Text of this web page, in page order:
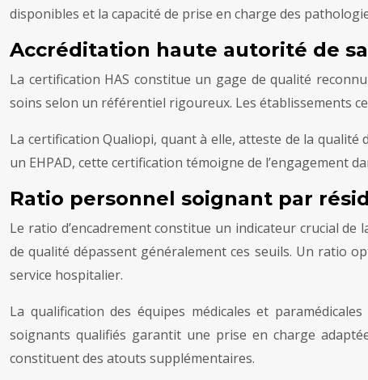
disponibles et la capacité de prise en charge des
Accréditation haute autorité de
La certification HAS constitue un gage de qualité
soins selon un référentiel rigoureux. Les établissements
La certification Qualiopi, quant à elle, atteste de la
un EHPAD, cette certification témoigne de l’engagement
Ratio personnel soignant par
Le ratio d’encadrement constitue un indicateur crucial
de qualité dépassent généralement ces seuils. Un ratio
service hospitalier.
La qualification des équipes médicales et
soignants qualifiés garantit une prise en charge
constituent des atouts supplémentaires.